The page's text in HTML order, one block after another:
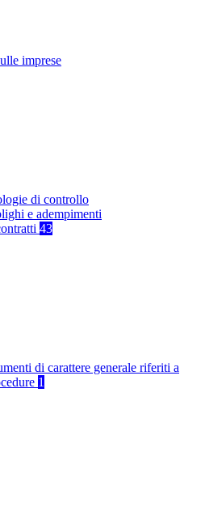
imprese
di controllo
e adempimenti
43
di carattere generale riferiti a
1